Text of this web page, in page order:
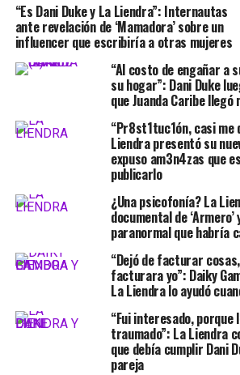
“Es Dani Duke y La Liendra”: Internautas
ante revelación de ‘Mamadora’ sobre un
influencer que escribiría a otras mujeres
“Al costo de engañar a
su hogar”: Dani Duke
que Juanda Caribe llegó
“Pr8st1tuc1ón, casi me
Liendra presentó su
expuso am3n4zas que
publicarlo
¿Una psicofonía? La
documental de
paranormal que habría
“Dejó de facturar
facturara yo”: Daiky
La Liendra lo ayudó
“Fui interesado, porque
traumado”: La Liendra
que debía cumplir Dani
pareja